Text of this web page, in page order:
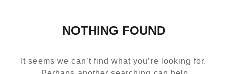
NOTHING FOUND
It seems we can’t find what you’re looking for.